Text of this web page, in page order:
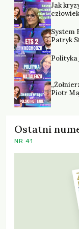
Jak
System
Patryk
Polityka
Piotr
Ostatni
NR 41